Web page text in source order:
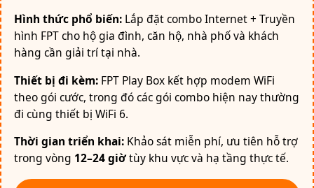
Hình thức phổ biến: Lắp đặt combo Internet + Truyền
hình FPT cho hộ gia đình, căn hộ, nhà phố và khách
hàng cần giải trí tại nhà.
Thiết bị đi kèm: FPT Play Box kết hợp modem WiFi
theo gói cước, trong đó các gói combo hiện nay thường
đi cùng thiết bị WiFi 6.
Thời gian triển khai: Khảo sát miễn phí, ưu tiên hỗ trợ
trong vòng 12–24 giờtùy khu vực và hạ tầng thực tế.